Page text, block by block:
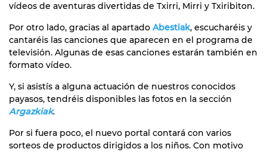
vídeos de aventuras divertidas de Txirri, Mirri y Txiribiton.
Por otro lado, gracias al apartado Abestiak, escucharéis y
cantaréis las canciones que aparecen en el programa de
televisión. Algunas de esas canciones estarán también en
formato vídeo.
Y, si asistís a alguna actuación de nuestros conocidos
payasos, tendréis disponibles las fotos en la sección
Argazkiak.
Por si fuera poco, el nuevo portal contará con varios
sorteos de productos dirigidos a los niños. Con motivo